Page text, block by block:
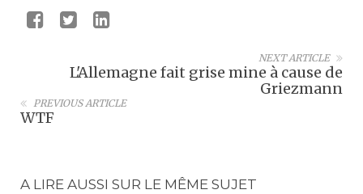
NEXT ARTICLE
L'Allemagne fait grise mine à cause de
Griezmann
PREVIOUS ARTICLE
WTF
A LIRE AUSSI SUR LE MÊME SUJET